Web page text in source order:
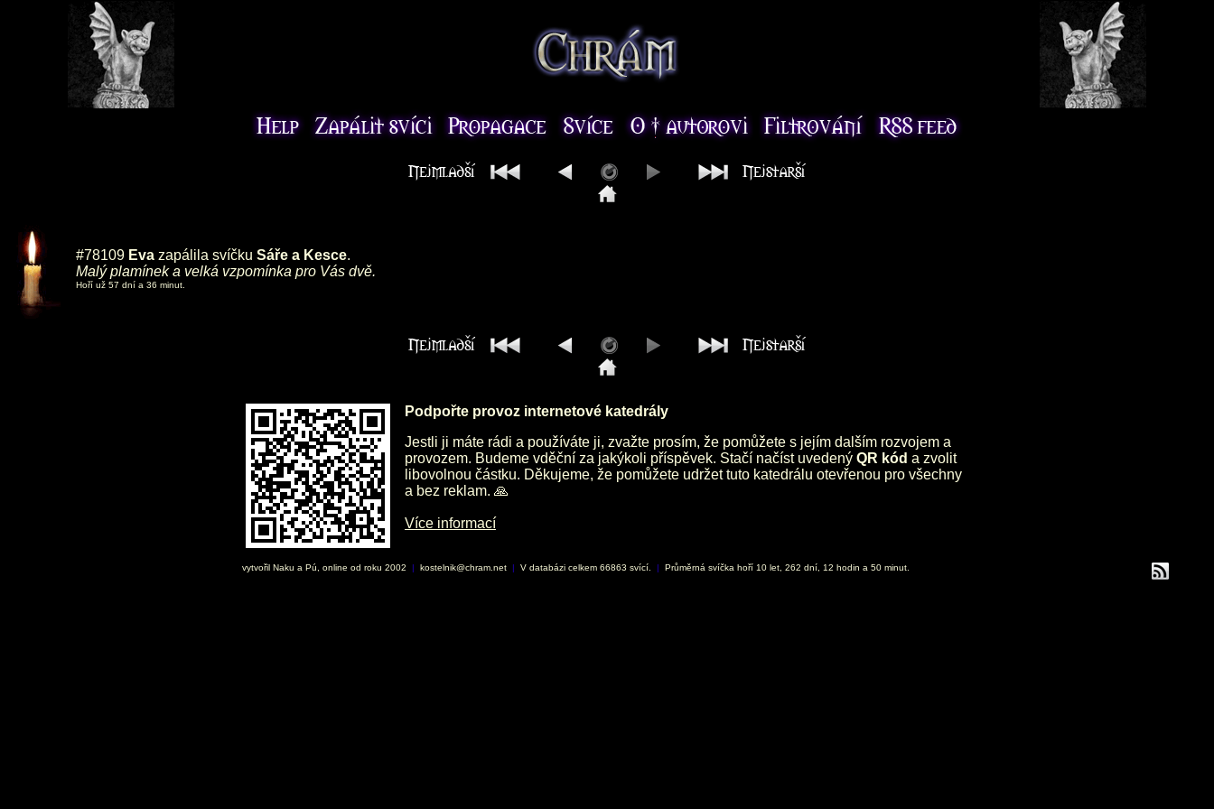
#78109 Eva zapálila svíčku Sáře a Kesce.
Malý plamínek a velká vzpomínka pro Vás dvě.
Hoří už 57 dní a 36 minut.
Podpořte provoz internetové katedrály
Jestli ji máte rádi a používáte ji, zvažte prosím, že pomůžete s jejím dalším rozvojem a
provozem. Budeme vděční za jakýkoli příspěvek. Stačí načíst uvedený QR kód a zvolit
libovolnou částku. Děkujeme, že pomůžete udržet tuto katedrálu otevřenou pro všechny
a bez reklam. 🙏
Více informací
vytvořil Naku a Pú, online od roku 2002 | kostelnik@chram.net | V databázi celkem 66863 svící. | Průměrná svíčka hoří 10 let, 262 dní, 12 hodin a 50 minut.